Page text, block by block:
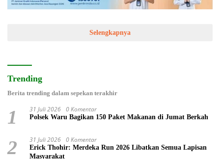
Selengkapnya
Trending
Berita trending dalam sepekan terakhir
1 31 Juli 2026 0 Komentar
Polsek Waru Bagikan 150 Paket Makanan di Jumat Berkah
2 31 Juli 2026 0 Komentar
Erick Thohir: Merdeka Run 2026 Libatkan Semua Lapisan
Masyarakat